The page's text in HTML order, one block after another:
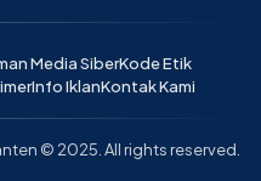
Media SiberKode Etik
Info IklanKontak Kami
© 2025. All rights reserved.